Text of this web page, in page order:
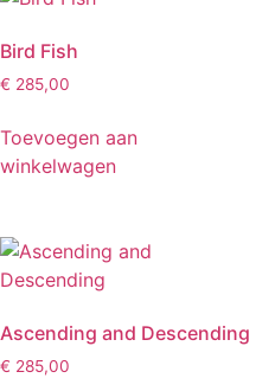
Bird Fish
€ 285,00
Toevoegen aan
winkelwagen
Ascending and Descending
€ 285,00